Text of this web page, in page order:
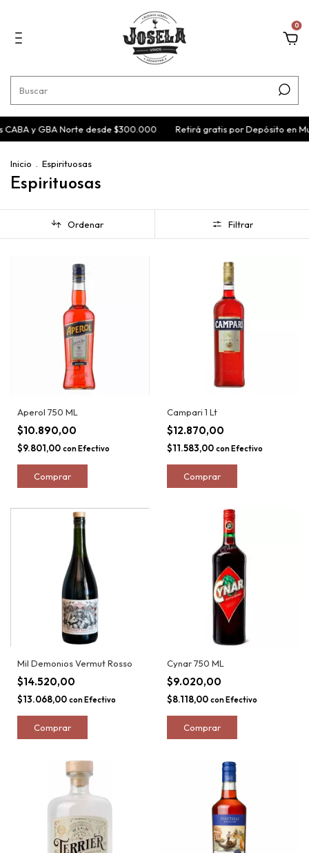
0
y GBA Norte desde $300.000 Retirá gratis por Depósito en
Inicio Espirituosas
Espirituosas
Ordenar Filtrar
Aperol 750 ML
$10.890,00
$9.801,00 conEfectivo
Campari 1 Lt
$12.870,00
$11.583,00 conEfectivo
Mil Demonios Vermut Rosso
$14.520,00
$13.068,00 con Efectivo
Cynar 750 ML
$9.020,00
$8.118,00 con Efectivo